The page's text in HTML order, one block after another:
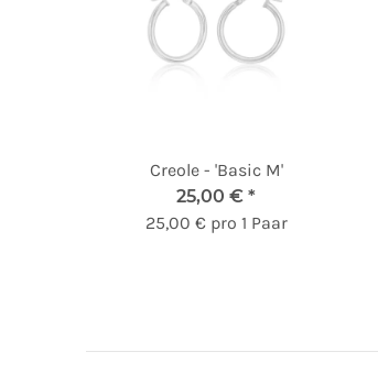
Creole - 'Basic M'
25,00 €*
25,00 € pro 1 Paar